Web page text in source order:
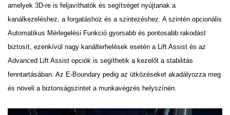
amelyek 3D-re is feljavíthatók és segítséget nyújtanak a
kanálkezeléshez, a forgatáshoz és a szintezéshez. A szintén opcionális
Automatikus Mérlegelési Funkció gyorsabb és pontosabb rakodást
biztosít, ezenkívül nagy kanálterhelések esetén a Lift Assist és az
Advanced Lift Assist opciók is segíthetik a kezelőt a stabilitás
fenntartásában. Az E-Boundary pedig az ütközéseket akadályozza meg
és növeli a biztonságszintet a munkavégzés helyszínén.